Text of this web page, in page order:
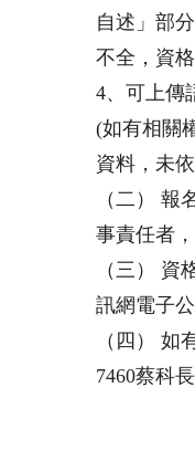
自述」部
不全，資格
4、可上傳
(如有相關
資料，未
（二）
事責任者
（三）
訊網電子公
（四） 如
7460蔡科長